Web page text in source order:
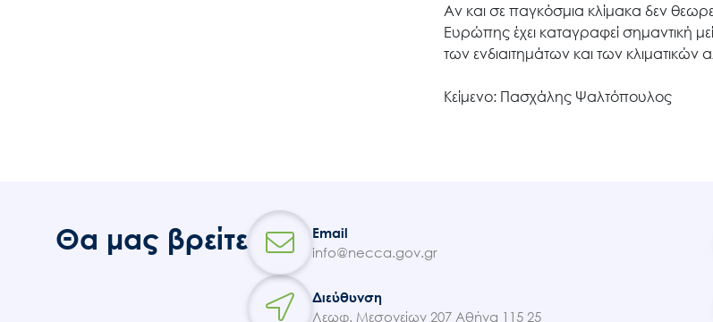
Εισιτήρια
Επικοινωνία
Αν και σε παγκόσμια κλίμακα δεν
Ευρώπης έχει καταγραφεί σημαντική
των ενδιαιτημάτων και των κλιματικών
Κείμενο: Πασχάλης Ψαλτόπουλος
Θα μας βρείτε
Email
info@necca.gov.gr
Διεύθυνση
Λεωφ. Μεσογείων 207 Αθήνα 115 25